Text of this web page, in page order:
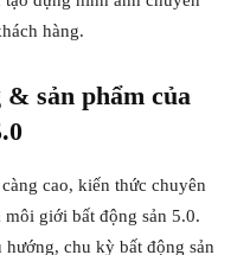
hàng.
sản phẩm của
cao, kiến thức chuyên
giới bất động sản 5.0.
chu kỳ bất động sản